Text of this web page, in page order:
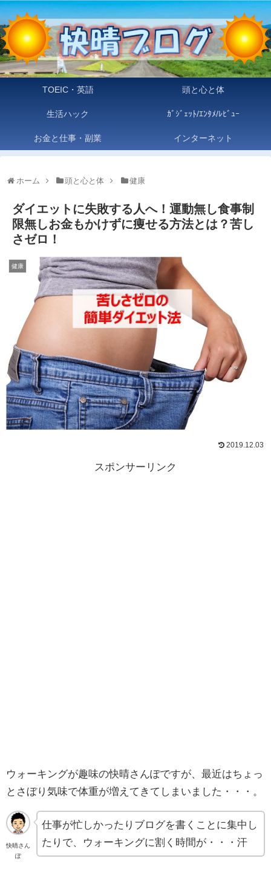
TOEIC・英語 頭と心と体
生活ハック ｶﾞｼﾞｪｯﾄ/ｴﾝﾀﾒ/ﾚﾋﾞｭｰ
お金と仕事・副業 インターネット
ホーム 頭と心と体 健康
ダイエットに失敗する人へ！運動無し食事制
限無しお金もかけずに痩せる方法とは？苦し
さゼロ！
健康
2019.12.03
スポンサーリンク
ウォーキングが趣味の快晴さんぽですが、最近はちょっ
とさぼり気味で体重が増えてきてしまいました・・・。
快晴さん
ぽ
仕事が忙しかったりブログを書くことに集中し
たりで、ウォーキングに割く時間が・・・汗